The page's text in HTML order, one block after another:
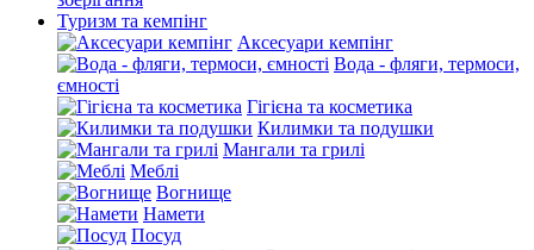
Туризм та кемпінг
Аксесуари кемпінг
Вода - фляги, термоси,
ємності
Гігієна та косметика
Килимки та подушки
Мангали та грилі
Меблі
Вогнище
Намети
Посуд